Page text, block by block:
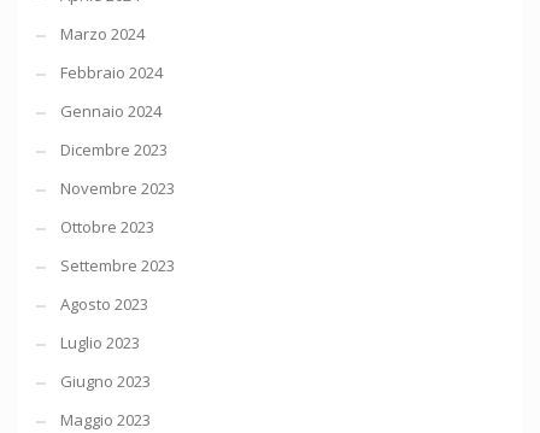
Marzo 2024
Febbraio 2024
Gennaio 2024
Dicembre 2023
Novembre 2023
Ottobre 2023
Settembre 2023
Agosto 2023
Luglio 2023
Giugno 2023
Maggio 2023